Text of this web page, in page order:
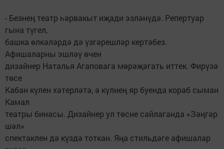
- Безнең театр һәрвакыт иҗади эзләнүдә. Репертуар
гына түгел,
башка өлкәләрдә дә үзгәрешләр кертәбез.
Афишаларны эшләү өчен
дизайнер Наталья Агаповага мөрәҗәгать иттек. Фирүзә
төсе
Кабан күлен хәтерләтә, ә күлнең яр буенда кораб сыман
Камал
театры бинасы. Дизайнер ул төсне сайлаганда «Зәңгәр
шәл»
спектаклен дә күздә тоткан. Яңа стильдәге афишалар